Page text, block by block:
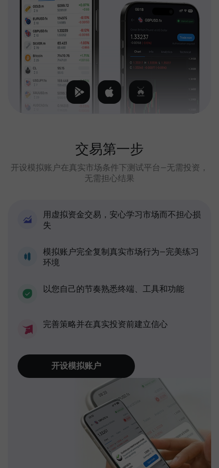
交易第一步
开设模拟账户在真实市场条件下测试平台—无需投资，
无需担心结果
用虚拟资金交易，安心学习市场而不担心损
失
模拟账户完全复制真实市场行为—完美练习
环境
以您自己的节奏熟悉终端、工具和功能
完善策略并在真实投资前建立信心
开设模拟账户